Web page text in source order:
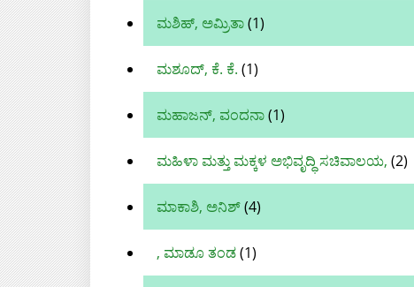
ಮಶಿಹ್, ಅಮ್ರಿತಾ(1)
ಮಶೂದ್‌, ಕೆ. ಕೆ. (1)
ಮಹಾಜನ್, ವಂದನಾ(1)
ಮಹಿಳಾ ಮತ್ತು ಮಕ್ಕಳ ಅಭಿವೃದ್ಧಿ ಸಚಿವಾಲಯ, (2)
ಮಾಕಾಶಿ, ಅನಿಶ್‌(4)
, ಮಾಡೂ ತಂಡ(1)